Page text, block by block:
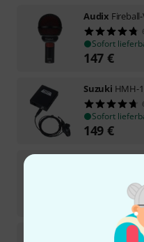
Audix
Sofort
147 €
Suzuki HMH-
Sofort
149 €
Sofort
Superlux